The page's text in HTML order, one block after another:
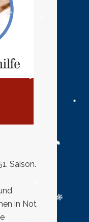
Saison.
in Not